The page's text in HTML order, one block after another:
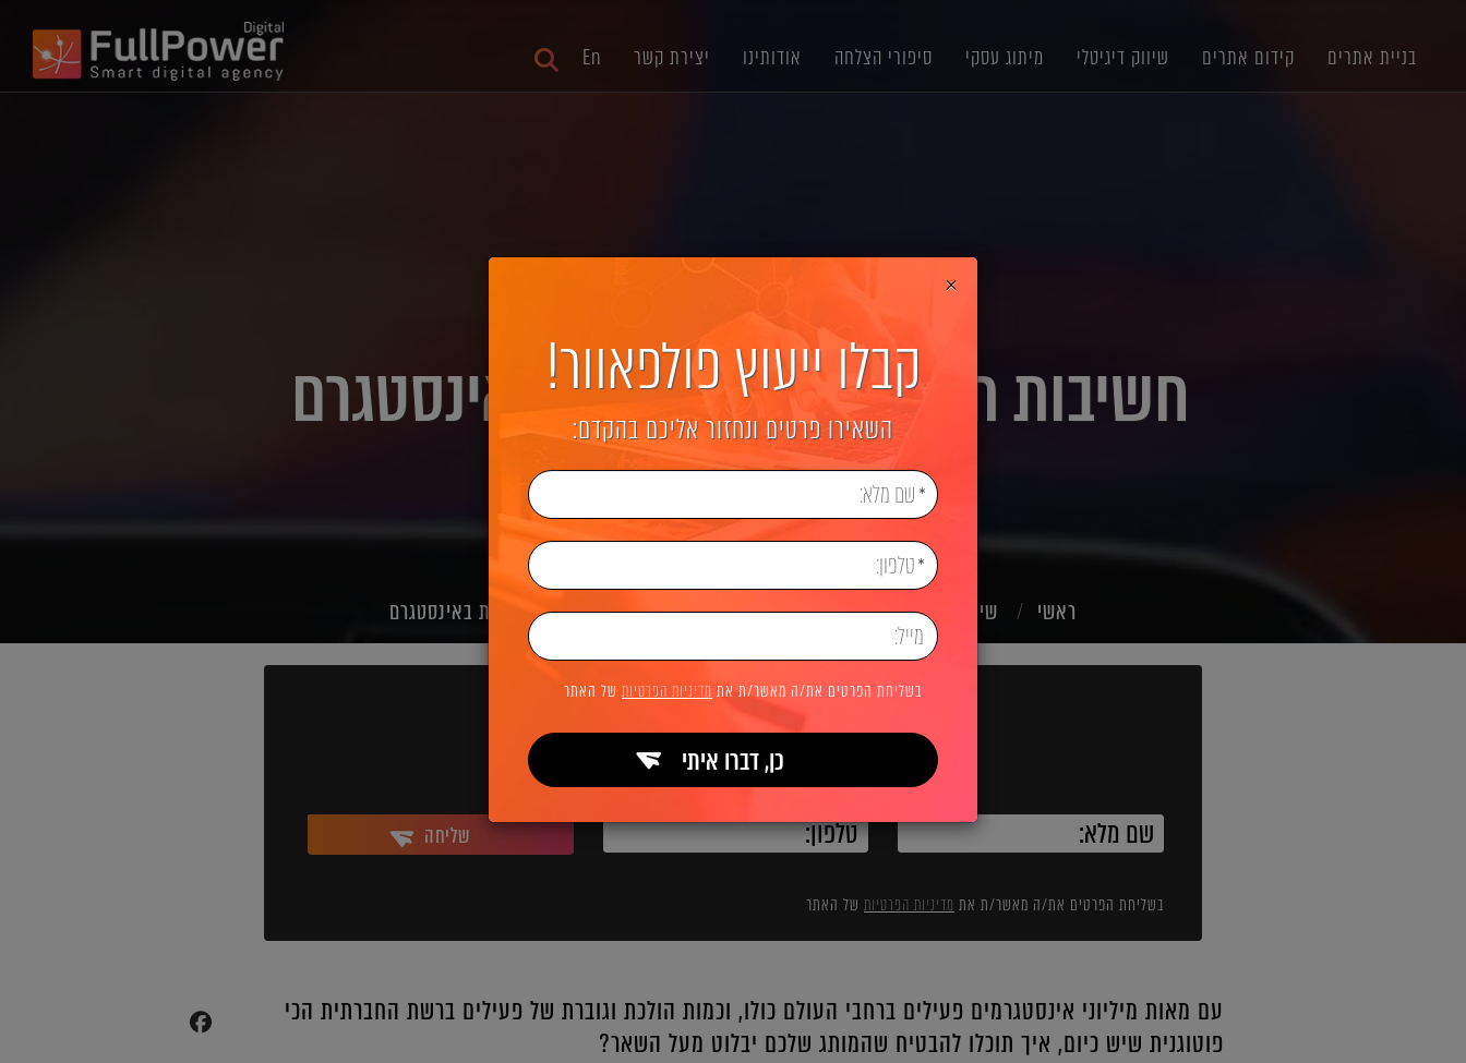
בניית אתרים קידום אתרים שיווק דיגיטלי מיתוג עסקי סיפורי הצלחה אודותינו יצירת קשר En
ראשי שיווק דיגיטלי בלוג שיווק דיגיטלי חשיבות תמונות קריאטיביות באינסטגרם
חשיבות תמונות קריאטיביות באינסטגרם
לשיחת ייעוץ והצעת מחיר
השאירו פרטים ואנחנו מיד מתקשרים:
שליחה
בשליחת הפרטים את/ה מאשר/ת את מדיניות הפרטיות של האתר
עם מאות מיליוני אינסטגרמים פעילים ברחבי העולם כולו, וכמות הולכת וגוברת של פעילים ברשת החברתית הכי
פוטוגנית שיש כיום, איך תוכלו להבטיח שהמותג שלכם יבלוט מעל השאר?
×
קבלו ייעוץ פולפאוור!
השאירו פרטים ונחזור אליכם בהקדם:
בשליחת הפרטים את/ה מאשר/ת את מדיניות הפרטיותשל האתר
כן, דברו איתי